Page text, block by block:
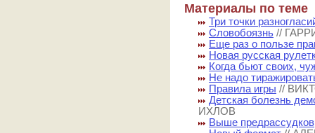
Материалы по теме
Три точки
Словобоязнь //
Еще раз о пользе
Новая русская
Когда бьют своих,
Не надо
Правила игры //
Детская болезнь
ИХЛОВ
Выше предрассудков